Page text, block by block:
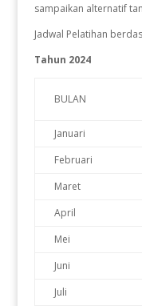
sampaikan alternatif
Jadwal Pelatihan
Tahun 2024
BULAN
Januari
Februari
Maret
April
Mei
Juni
Juli